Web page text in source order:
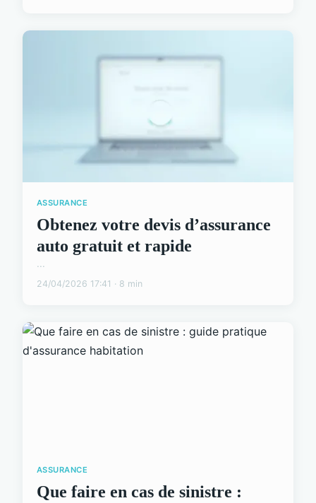
ASSURANCE
Obtenez votre devis d’assurance
auto gratuit et rapide
...
24/04/2026 17:41 · 8 min
ASSURANCE
Que faire en cas de sinistre :